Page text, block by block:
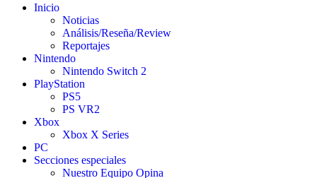
Inicio
Noticias
Análisis/Reseña/Review
Reportajes
Nintendo
Nintendo Switch 2
PlayStation
PS5
PS VR2
Xbox
Xbox X Series
PC
Secciones especiales
Nuestro Equipo Opina